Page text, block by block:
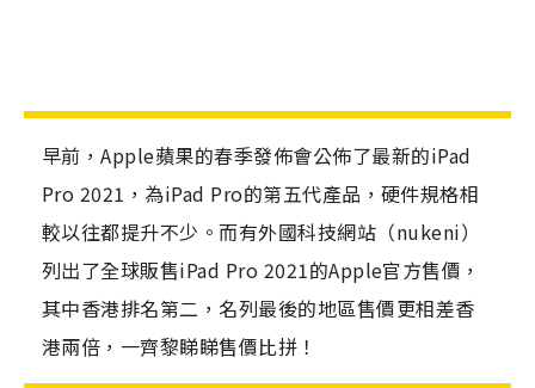
早前，Apple蘋果的春季發佈會公佈了最新的iPad
Pro 2021，為iPad Pro的第五代產品，硬件規格相
較以往都提升不少。而有外國科技網站（nukeni）
列出了全球販售iPad Pro 2021的Apple官方售價，
其中香港排名第二，名列最後的地區售價更相差香
港兩倍，一齊黎睇睇售價比拼！